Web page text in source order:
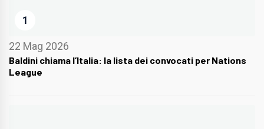
1
22 Mag 2026
Baldini chiama l’Italia: la lista dei convocati per Nations
League